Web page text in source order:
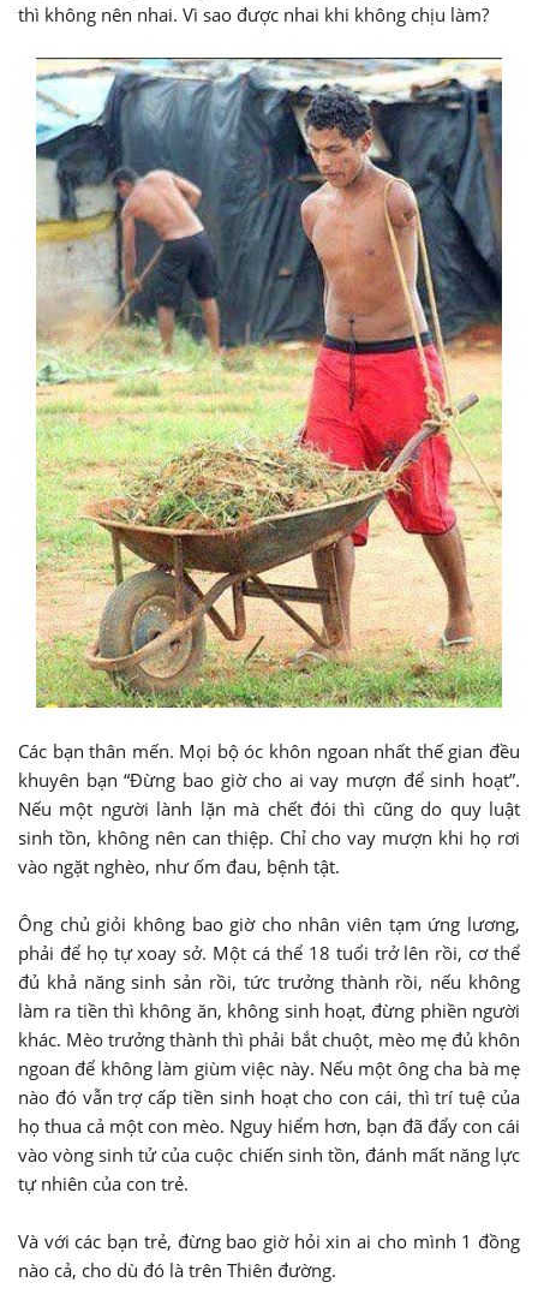
thì không nên nhai. Vì sao được nhai khi không chịu làm?
Các bạn thân mến. Mọi bộ óc khôn ngoan nhất thế gian đều
khuyên bạn “Đừng bao giờ cho ai vay mượn để sinh hoạt”.
Nếu một người lành lặn mà chết đói thì cũng do quy luật
sinh tồn, không nên can thiệp. Chỉ cho vay mượn khi họ rơi
vào ngặt nghèo, như ốm đau, bệnh tật.
Ông chủ giỏi không bao giờ cho nhân viên tạm ứng lương,
phải để họ tự xoay sở. Một cá thể 18 tuổi trở lên rồi, cơ thể
đủ khả năng sinh sản rồi, tức trưởng thành rồi, nếu không
làm ra tiền thì không ăn, không sinh hoạt, đừng phiền người
khác. Mèo trưởng thành thì phải bắt chuột, mèo mẹ đủ khôn
ngoan để không làm giùm việc này. Nếu một ông cha bà mẹ
nào đó vẫn trợ cấp tiền sinh hoạt cho con cái, thì trí tuệ của
họ thua cả một con mèo. Nguy hiểm hơn, bạn đã đẩy con cái
vào vòng sinh tử của cuộc chiến sinh tồn, đánh mất năng lực
tự nhiên của con trẻ.
Và với các bạn trẻ, đừng bao giờ hỏi xin ai cho mình 1 đồng
nào cả, cho dù đó là trên Thiên đường.